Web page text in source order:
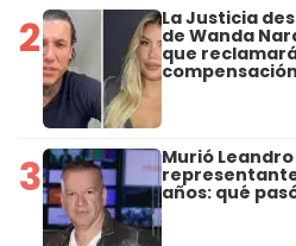
2 La Justicia
de Wanda
que
3 Murió
representante
años: qué